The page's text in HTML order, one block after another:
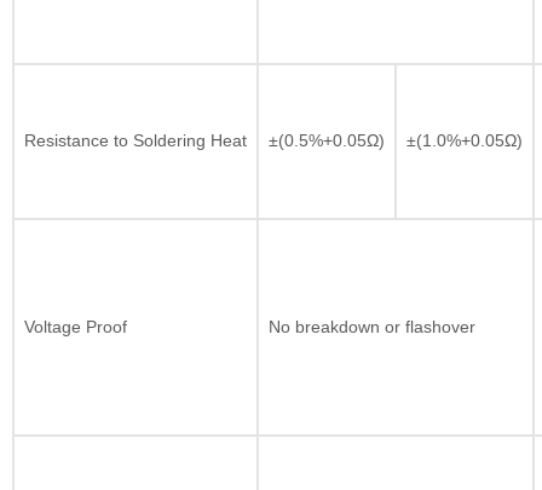
Resistance to Soldering Heat ±(0.5%+0.05Ω) ±(1.0%+0.05Ω)
Voltage Proof No breakdown or flashover